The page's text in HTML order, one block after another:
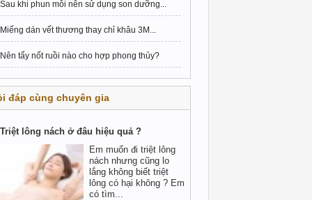
Sau khi phun môi nên sử dụng son dưỡng...
Miếng dán vết thương thay chỉ khâu 3M...
Nên tẩy nốt ruồi nào cho hợp phong thủy?
đáp cùng chuyên gia
Triệt lông nách ở đâu hiệu quả ?
Em muốn đi triệt lông
nách nhưng cũng lo
lắng không biết triệt
lông có hại không ? Em
có tìm...